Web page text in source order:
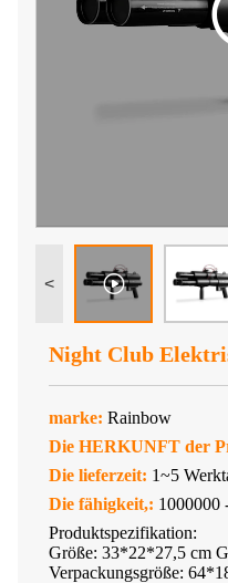
<
Night Club
marke: Rainbow
Die HERKUNFT der
Die lieferzeit: 1~5
Die fähigkeit,: 1000000
Produktspezifikation:
Größe: 33*22*27,5 cm
Verpackungsgröße: